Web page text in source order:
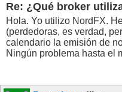
Re: ¿Qué broker
Hola. Yo utilizo NordFX.
(perdedoras, es verdad,
calendario la emisión de
Ningún problema hasta el